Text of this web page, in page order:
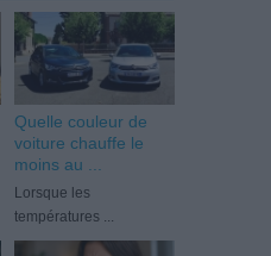
Quelle couleur de
voiture chauffe le
moins au ...
Lorsque les
températures ...